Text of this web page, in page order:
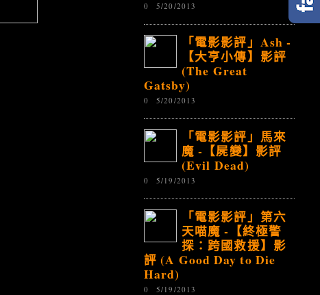
0 5/20/2013
「電影影評」Ash -
【大亨小傳】影評
(The Great
Gatsby)
0 5/20/2013
「電影影評」馬來
魔 -【屍變】影評
(Evil Dead)
0 5/19/2013
「電影影評」第六
天喵魔 -【終極警
探：跨國救援】影
評 (A Good Day to Die
Hard)
0 5/19/2013